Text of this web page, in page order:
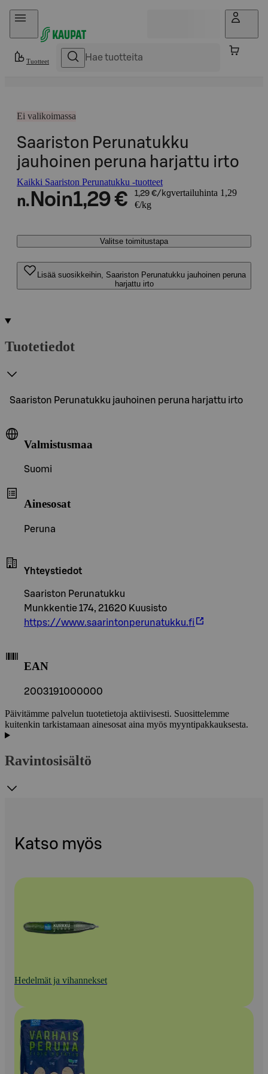
Hyppää sisältöön
Tuotteet
Ei valikoimassa
Saariston Perunatukku
jauhoinen peruna harjattu irto
Kaikki Saariston Perunatukku -tuotteet
n. Noin1,29 € 1,29 €/kgvertailuhinta 1,29
€/kg
Valitse toimitustapa
Lisää suosikkeihin, Saariston Perunatukku jauhoinen peruna
harjattu irto
Tuotetiedot
Saariston Perunatukku jauhoinen peruna harjattu irto
Valmistusmaa
Suomi
Ainesosat
Peruna
Yhteystiedot
Saariston Perunatukku
Munkkentie 174, 21620 Kuusisto
https://www.saarintonperunatukku.fi
EAN
2003191000000
Päivitämme palvelun tuotetietoja aktiivisesti. Suosittelemme
kuitenkin tarkistamaan ainesosat aina myös myyntipakkauksesta.
Ravintosisältö
Katso myös
Hedelmät ja vihannekset